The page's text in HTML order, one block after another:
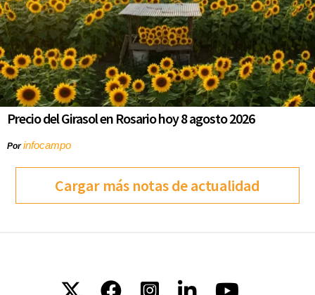
Precio del Girasol en Rosario hoy 8 agosto 2026
Porinfocampo
Cargar más notas de actualidad